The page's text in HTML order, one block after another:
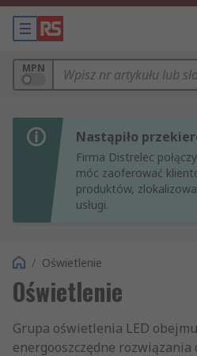
MPN
Nastąpiło
Firma Distrelec
móc zaoferować
produktów,
usługi.
/ Oświetlenie
Oświetlenie
Grupa oświetlenia LED
energooszczędne rozwiązania